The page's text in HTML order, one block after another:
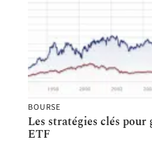
BOURSE
Les stratégies clés pour
ETF